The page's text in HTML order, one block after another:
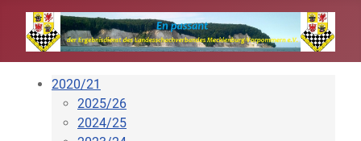
2020/21
2025/26
2024/25